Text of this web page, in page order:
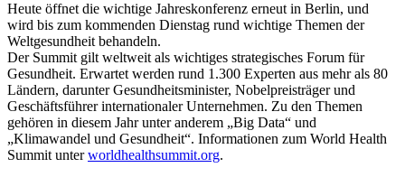
Heute öffnet die wichtige Jahreskonferenz erneut in Berlin, und
wird bis zum kommenden Dienstag rund wichtige Themen der
Weltgesundheit behandeln.
Der Summit gilt weltweit als wichtiges strategisches Forum für
Gesundheit. Erwartet werden rund 1.300 Experten aus mehr als 80
Ländern, darunter Gesundheitsminister, Nobelpreisträger und
Geschäftsführer internationaler Unternehmen. Zu den Themen
gehören in diesem Jahr unter anderem „Big Data“ und
„Klimawandel und Gesundheit“. Informationen zum World Health
Summit unterworldhealthsummit.org.